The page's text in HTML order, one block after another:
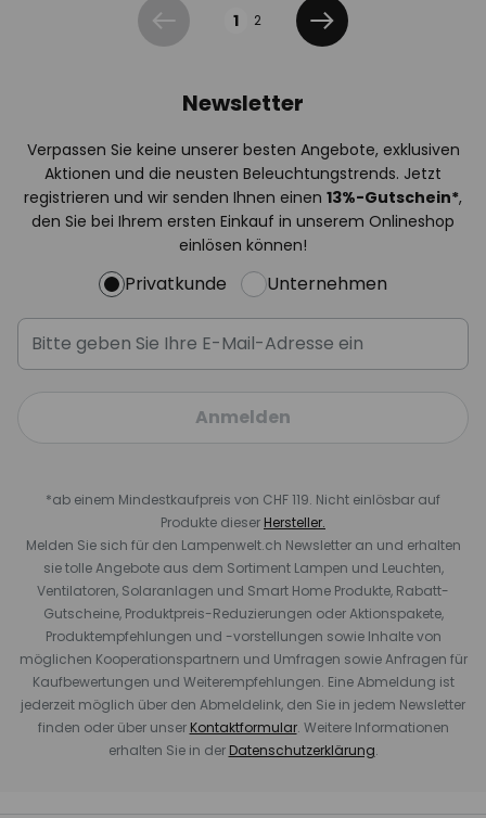
Zurück 1 2
Weiter
Newsletter
Verpassen Sie keine unserer besten Angebote, exklusiven
Aktionen und die neusten Beleuchtungstrends. Jetzt
registrieren und wir senden Ihnen einen 13%-Gutschein*,
den Sie bei Ihrem ersten Einkauf in unserem Onlineshop
einlösen können!
Privatkunde Unternehmen
Anmelden
*ab einem Mindestkaufpreis von CHF 119. Nicht einlösbar auf
Produkte dieser Hersteller.
Melden Sie sich für den Lampenwelt.ch Newsletter an und erhalten
sie tolle Angebote aus dem Sortiment Lampen und Leuchten,
Ventilatoren, Solaranlagen und Smart Home Produkte, Rabatt-
Gutscheine, Produktpreis-Reduzierungen oder Aktionspakete,
Produktempfehlungen und -vorstellungen sowie Inhalte von
möglichen Kooperationspartnern und Umfragen sowie Anfragen für
Kaufbewertungen und Weiterempfehlungen. Eine Abmeldung ist
jederzeit möglich über den Abmeldelink, den Sie in jedem Newsletter
finden oder über unser Kontaktformular. Weitere Informationen
erhalten Sie in der Datenschutzerklärung.